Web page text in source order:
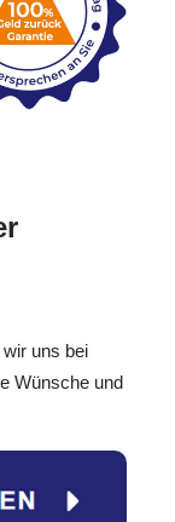
uns bei
Wünsche und